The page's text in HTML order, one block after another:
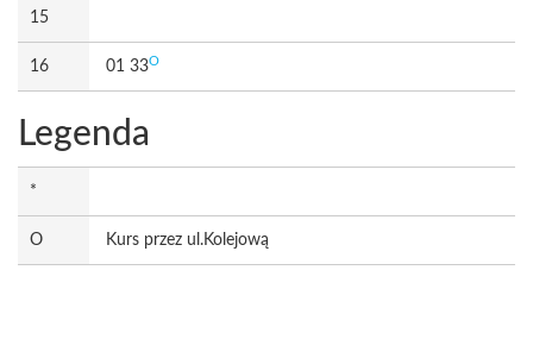
15
16 01 33O
Legenda
*
O Kurs przez ul.Kolejową